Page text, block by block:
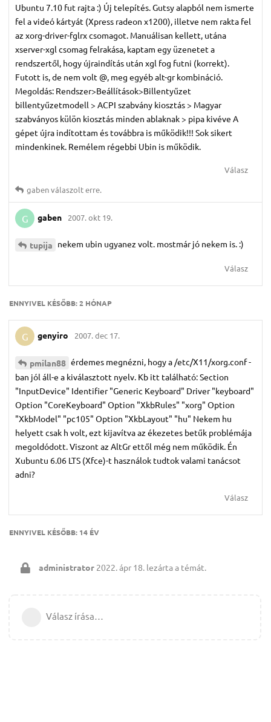
Ubuntu 7.10 fut rajta :) Új telepítés. Gutsy alapból nem ismerte
fel a videó kártyát (Xpress radeon x1200), illetve nem rakta fel
az xorg-driver-fglrx csomagot. Manuálisan kellett, utána
xserver-xgl csomag felrakása, kaptam egy üzenetet a
rendszertől, hogy újraindítás után xgl fog futni (korrekt).
Futott is, de nem volt @, meg egyéb alt-gr kombináció.
Megoldás: Rendszer>Beállítások>Billentyűzet
billentyűzetmodell > ACPI szabvány kiosztás > Magyar
szabványos külön kiosztás minden ablaknak > pipa kivéve A
gépet újra indítottam és továbbra is működik!!! Sok sikert
mindenkinek. Remélem régebbi Ubin is működik.
Válasz
gabenválaszolt erre.
G gaben 2007. okt 19.
tupija nekem ubin ugyanez volt. mostmár jó nekem is. :)
Válasz
ENNYIVEL KÉSŐBB:2 HÓNAP
G genyiro 2007. dec 17.
pmilan88 érdemes megnézni, hogy a /etc/X11/xorg.conf -
ban jól áll-e a kiválasztott nyelv. Kb itt található: Section
"InputDevice" Identifier "Generic Keyboard" Driver "keyboard"
Option "CoreKeyboard" Option "XkbRules" "xorg" Option
"XkbModel" "pc105" Option "XkbLayout" "hu" Nekem hu
helyett csak h volt, ezt kijavítva az ékezetes betűk problémája
megoldódott. Viszont az AltGr ettől még nem működik. Én
Xubuntu 6.06 LTS (Xfce)-t használok tudtok valami tanácsot
adni?
Válasz
ENNYIVEL KÉSŐBB: 14 ÉV
administrator 2022. ápr 18. lezárta a témát.
Válasz írása…